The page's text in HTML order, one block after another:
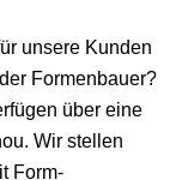
unsere Kunden
Formenbauer?
über eine
Wir stellen
Form-